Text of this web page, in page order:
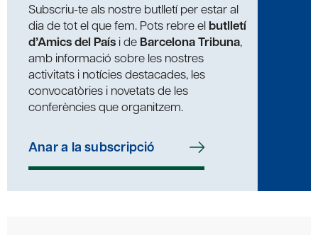
Subscriu-te als nostre butlletí per estar al
dia de tot el que fem. Pots rebre el butlletí
d’Amics del País i de Barcelona Tribuna,
amb informació sobre les nostres
activitats i notícies destacades, les
convocatòries i novetats de les
conferències que organitzem.
Anar a la subscripció